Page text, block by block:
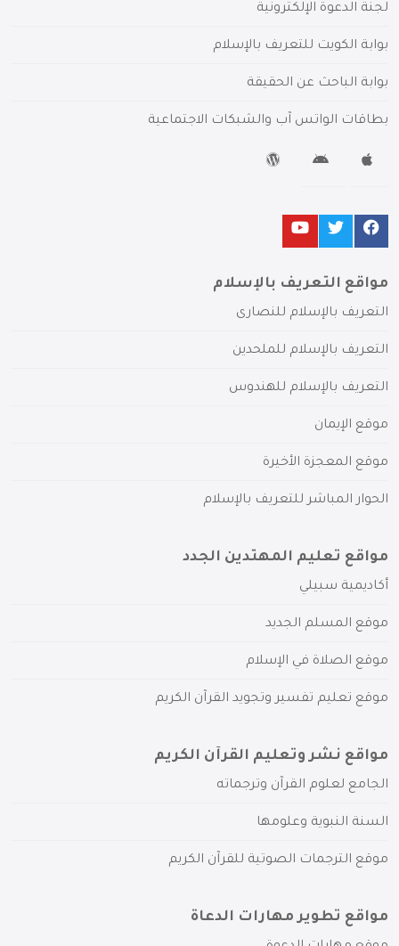
لجنة الدعوة الإلكترونية
بوابة الكويت للتعريف بالإسلام
بوابة الباحث عن الحقيقة
بطاقات الواتس آب والشبكات الاجتماعية
مواقع التعريف بالإسلام
التعريف بالإسلام للنصارى
التعريف بالإسلام للملحدين
التعريف بالإسلام للهندوس
موقع الإيمان
موقع المعجزة الأخيرة
الحوار المباشر للتعريف بالإسلام
مواقع تعليم المهتدين الجدد
أكاديمية سبيلي
موقع المسلم الجديد
موقع الصلاة في الإسلام
موقع تعليم تفسير وتجويد القرآن الكريم
مواقع نشر وتعليم القرآن الكريم
الجامع لعلوم القرآن وترجماته
السنة النبوية وعلومها
موقع الترجمات الصوتية للقرآن الكريم
مواقع تطوير مهارات الدعاة